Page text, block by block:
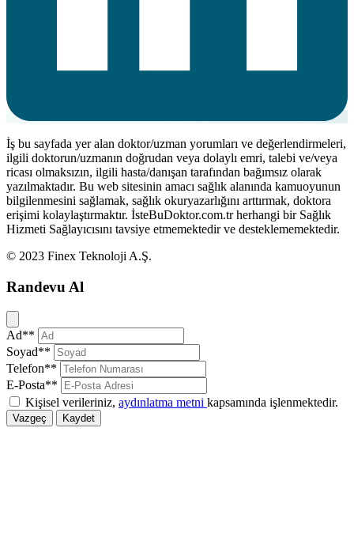
İş bu sayfada yer alan doktor/uzman yorumları ve değerlendirmeleri,
ilgili doktorun/uzmanın doğrudan veya dolaylı emri, talebi ve/veya
ricası olmaksızın, ilgili hasta/danışan tarafından bağımsız olarak
yazılmaktadır. Bu web sitesinin amacı sağlık alanında kamuoyunun
bilgilenmesini sağlamak, sağlık okuryazarlığını arttırmak, doktora
erişimi kolaylaştırmaktır. İsteBuDoktor.com.tr herhangi bir Sağlık
Hizmeti Sağlayıcısını tavsiye etmemektedir ve desteklememektedir.
© 2023 Finex Teknoloji A.Ş.
Randevu Al
Kapat
Ad**
Soyad**
Telefon**
E-Posta**
Kişisel verileriniz, aydınlatma metni kapsamında işlenmektedir.
Vazgeç Kaydet